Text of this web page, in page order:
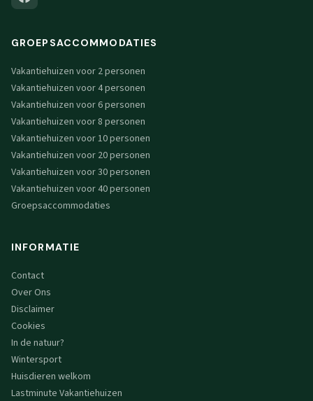
GROEPSACCOMMODATIES
Vakantiehuizen voor 2 personen
Vakantiehuizen voor 4 personen
Vakantiehuizen voor 6 personen
Vakantiehuizen voor 8 personen
Vakantiehuizen voor 10 personen
Vakantiehuizen voor 20 personen
Vakantiehuizen voor 30 personen
Vakantiehuizen voor 40 personen
Groepsaccommodaties
INFORMATIE
Contact
Over Ons
Disclaimer
Cookies
In de natuur?
Wintersport
Huisdieren welkom
Lastminute Vakantiehuizen